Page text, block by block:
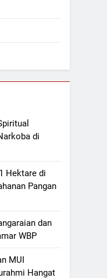
di
Hektare di
Pangan
dan
WBP
MUI
Hangat